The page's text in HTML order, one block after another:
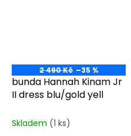
2 490 Kč –35 %
bunda Hannah Kinam Jr
II dress blu/gold yell
Skladem (1 ks)